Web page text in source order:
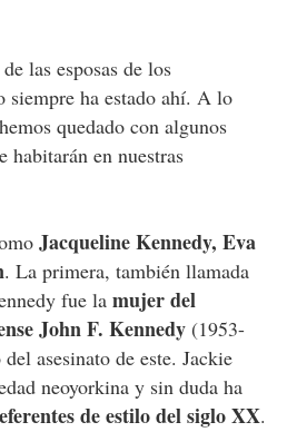
las esposas de los
siempre ha estado ahí. A lo
quedado con algunos
habitarán en nuestras
Jacqueline Kennedy, Eva
. La primera, también llamada
fue la mujer del
John F. Kennedy(1953-
asesinato de este. Jackie
neoyorkina y sin duda ha
de estilo del siglo XX.